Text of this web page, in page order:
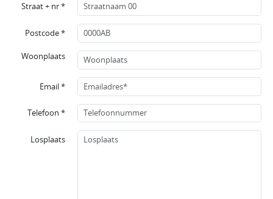
Straat + nr *
Postcode *
Woonplaats
Email *
Telefoon *
Losplaats